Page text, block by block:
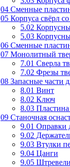
04 Сменные
05 Корпуса свёрл
5.02
5.03
06 Сменные
07 Монолитный
7.01 Сверла
7.02 Фрезы
08 Запасные части
8.01 Винт
8.02 Ключ
8.03
09 Станочная
9.01 Оправки
9.02
9.03 Втулки
9.04 Цанги
9.05 Штревели